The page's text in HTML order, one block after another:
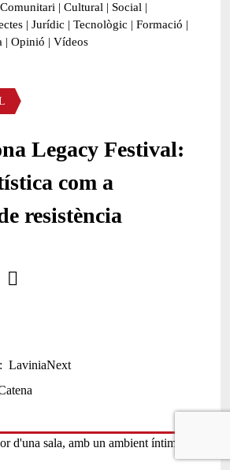
Comunitari | Cultural | Social |
| Jurídic | Tecnològic | Formació |
| Opinió | Vídeos
Legacy Festival:
com a
resistència
LaviniaNext